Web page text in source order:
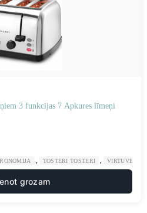
3 funkcijas 7 Apkures līmeņi
TOSTERI TOSTERI VIRTUVE
grozam